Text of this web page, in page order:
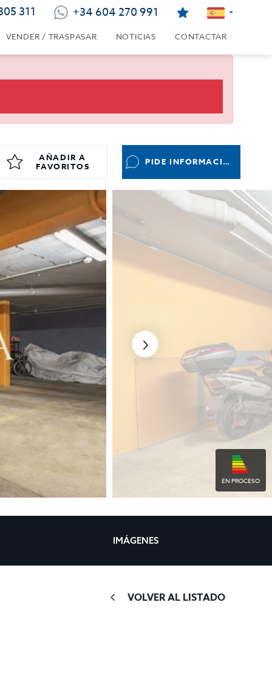
311 +34 604 270 991
VENDER / TRASPASAR NOTICIAS CONTACTAR
AÑADIR A
FAVORITOS
PIDE INFORMACIÓN
EN PROCESO
IMÁGENES
VOLVER AL LISTADO